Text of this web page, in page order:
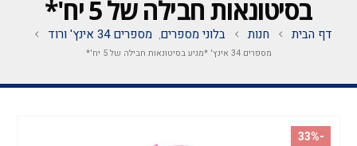
בסיטונאות חבילה של 5 יח'*
דף הבית חנות בלוני מספרים, מספרים 34 אינץ' ורוד
מספרים 34 אינץ' *מגיע בסיטונאות חבילה של 5 יח'*
-33%